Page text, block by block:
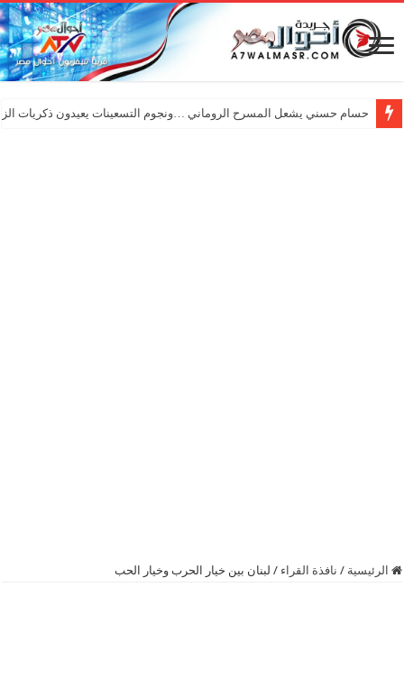
حسام حسني يشعل المسرح الروماني …ونجوم التسعينات يعيدون ذكريات
الرئيسية / نافذة القراء / لبنان بين خيار الحرب وخيار الحب